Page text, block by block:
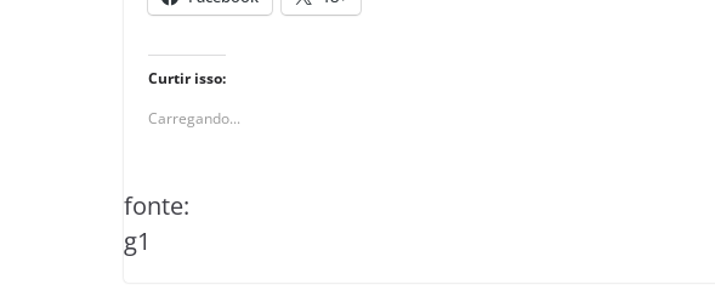
Curtir isso:
Carregando...
fonte:
g1